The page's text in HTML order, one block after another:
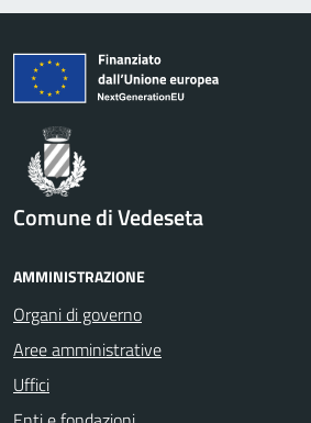
Comune di Vedeseta
AMMINISTRAZIONE
Organi di governo
Aree amministrative
Uffici